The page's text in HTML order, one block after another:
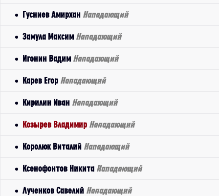
Гусниев Амирхан Нападающий
Замула Максим Нападающий
Игонин Вадим Нападающий
Карев Егор Нападающий
Кирилин Иван Нападающий
Козырев Владимир Нападающий
Королюк Виталий Нападающий
Ксенофонтов Никита Нападающий
Лученков Савелий Нападающий